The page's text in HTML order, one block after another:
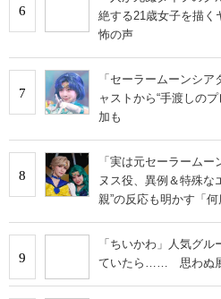
6
絶する21歳女子を描く
怖の声
7
「セーラームーンシ
ャストから“手渡しの
加も
8
「実は元セーラーム
ヌス役、異例＆特殊
親”の反応も明かす「
9
「ちいかわ」人気グ
ていたら…… 思わぬ展